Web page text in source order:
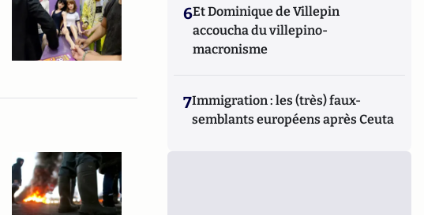
6Et Dominique de Villepin
accoucha du villepino-
macronisme
7Immigration : les (très) faux-
semblants européens après Ceuta